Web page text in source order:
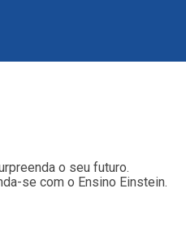
o seu futuro.
se com o Ensino Einstein.